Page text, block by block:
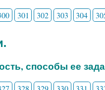
301 302 303 304
способы ее